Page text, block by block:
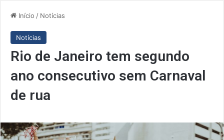
Início / Notícias
Notícias
Rio de Janeiro tem segundo
ano consecutivo sem Carnaval
de rua